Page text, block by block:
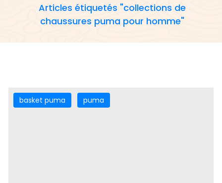
Articles étiquetés "collections de
chaussures puma pour homme"
basket puma puma